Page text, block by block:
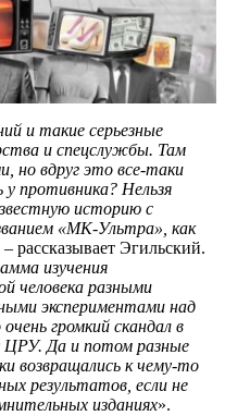
и такие серьезные
и спецслужбы. Там
но вдруг это все-таки
противника? Нельзя
историю с
«МК-Ультра», как
– рассказывает Эгильский.
изучения
человека разными
экспериментами над
громкий скандал в
ЦРУ. Да и потом разные
возвращались к чему-то
результатов, если не
изданиях».